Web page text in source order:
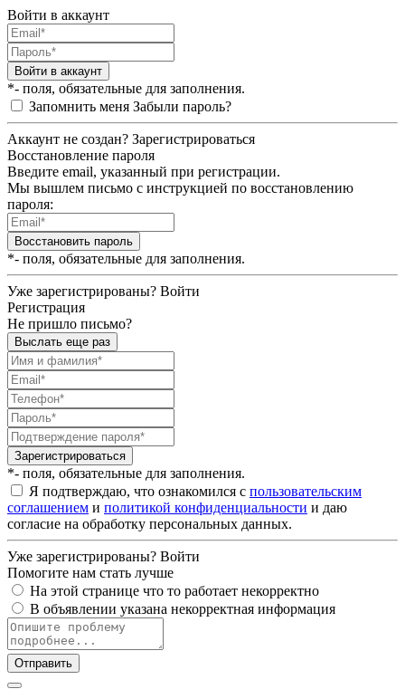
Войти в аккаунт
Войти в аккаунт
*- поля, обязательные для заполнения.
Запомнить меня Забыли пароль?
Аккаунт не создан? Зарегистрироваться
Восстановление пароля
Введите email, указанный при регистрации.
Мы вышлем письмо с инструкцией по восстановлению
пароля:
Восстановить пароль
*- поля, обязательные для заполнения.
Уже зарегистрированы? Войти
Регистрация
Не пришло письмо?
Выслать еще раз
Зарегистрироваться
*- поля, обязательные для заполнения.
Я подтверждаю, что ознакомился с пользовательским
соглашением и политикой конфиденциальности и даю
согласие на обработку персональных данных.
Уже зарегистрированы? Войти
Помогите нам стать лучше
На этой странице что то работает некорректно
В объявлении указана некорректная информация
Отправить